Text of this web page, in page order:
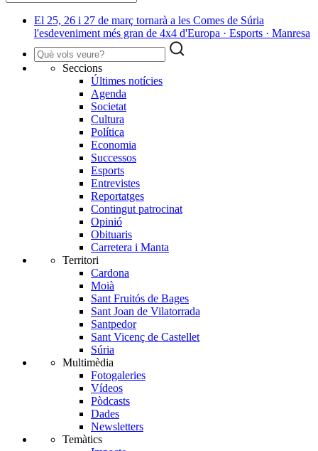
El 25, 26 i 27 de març tornarà a les Comes de Súria
l'esdeveniment més gran de 4x4 d'Europa · Esports · Manresa
Seccions
Últimes notícies
Agenda
Societat
Cultura
Política
Economia
Successos
Esports
Entrevistes
Reportatges
Contingut patrocinat
Opinió
Obituaris
Carretera i Manta
Territori
Cardona
Moià
Sant Fruitós de Bages
Sant Joan de Vilatorrada
Santpedor
Sant Vicenç de Castellet
Súria
Multimèdia
Fotogaleries
Vídeos
Pòdcasts
Dades
Newsletters
Temàtics